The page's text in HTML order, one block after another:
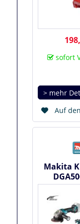
sofort
> mehr
Auf
Makita
DHS680